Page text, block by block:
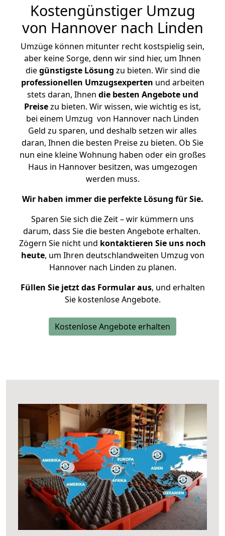
Kostengünstiger Umzug
von Hannover nach Linden
Umzüge können mitunter recht kostspielig sein,
aber keine Sorge, denn wir sind hier, um Ihnen
diegünstigste Lösung zu bieten. Wir sind die
professionellen Umzugsexperten und arbeiten
stets daran, Ihnen die besten Angebote und
Preisezu bieten. Wir wissen, wie wichtig es ist,
bei einem Umzug von Hannover nach Linden
Geld zu sparen, und deshalb setzen wir alles
daran, Ihnen die besten Preise zu bieten. Ob Sie
nun eine kleine Wohnung haben oder ein großes
Haus in Hannover besitzen, was umgezogen
werden muss.
Wir haben immer die perfekte Lösung für Sie.
Sparen Sie sich die Zeit – wir kümmern uns
darum, dass Sie die besten Angebote erhalten.
Zögern Sie nicht und kontaktieren Sie uns noch
heute, um Ihren deutschlandweiten Umzug von
Hannover nach Linden zu planen.
Füllen Sie jetzt das Formular aus, und erhalten
Sie kostenlose Angebote.
Kostenlose Angebote erhalten